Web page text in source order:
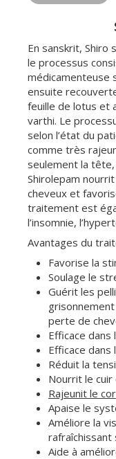
En sanskrit,
le processus
médicamenteuse
ensuite
feuille de lotus et
varthi. Le
selon l’état du
comme très
seulement la
Shirolepam
cheveux et
traitement est
l’insomnie,
Avantages du
Favorise la
Soulage le
Guérit les
perte de
Efficace dans
Efficace dans
Réduit la
Nourrit le cuir
Rajeunit le
Apaise le
Améliore la
rafraîchissant
Aide à